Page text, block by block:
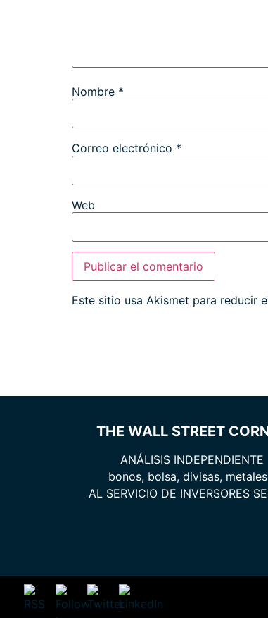
Nombre *
Correo electrónico *
Web
Este sitio usa Akismet para reducir
THE WALL STREET
ANÁLISIS INDEPENDIENTE
bonos, bolsa, divisas,
AL SERVICIO DE INVERSORES